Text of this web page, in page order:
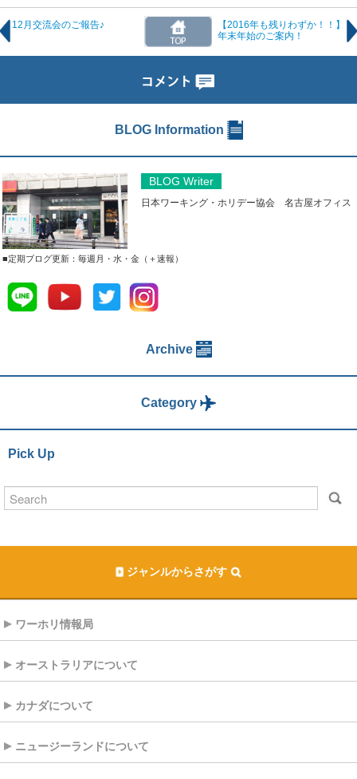
12月交流会のご報告♪
【2016年も残りわずか！！】
年末年始のご案内！
BLOG Information
BLOG Writer
日本ワーキング・ホリデー協会 名古屋オフィス
■定期ブログ更新：毎週月・水・金（＋速報）
Archive
Category
Pick Up
ジャンルからさがす
ワーホリ情報局
オーストラリアについて
カナダについて
ニュージーランドについて